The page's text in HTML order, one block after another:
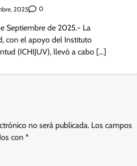
2025 0
Septiembre de 2025.- La
con el apoyo del Instituto
(ICHIJUV), llevó a cabo […]
no será publicada. Los campos
con *